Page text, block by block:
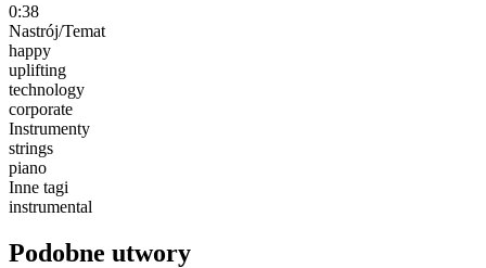
0:38
Nastrój/Temat
happy
uplifting
technology
corporate
Instrumenty
strings
piano
Inne tagi
instrumental
Podobne utwory